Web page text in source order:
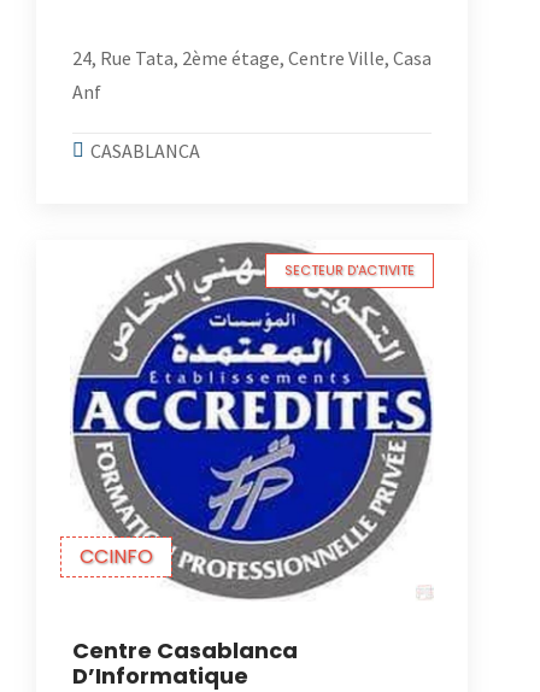
24, Rue Tata, 2ème étage, Centre Ville, Casa
Anf
CASABLANCA
CCINFO
SECTEUR D'ACTIVITE
Centre Casablanca
D’Informatique